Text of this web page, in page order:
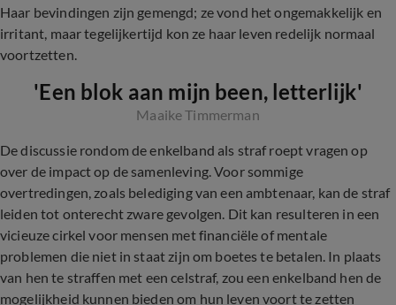
Haar bevindingen zijn gemengd; ze vond het ongemakkelijk en
irritant, maar tegelijkertijd kon ze haar leven redelijk normaal
voortzetten.
'Een blok aan mijn been, letterlijk'
Maaike Timmerman
De discussie rondom de enkelband als straf roept vragen op
over de impact op de samenleving. Voor sommige
overtredingen, zoals belediging van een ambtenaar, kan de straf
leiden tot onterecht zware gevolgen. Dit kan resulteren in een
vicieuze cirkel voor mensen met financiële of mentale
problemen die niet in staat zijn om boetes te betalen. In plaats
van hen te straffen met een celstraf, zou een enkelband hen de
mogelijkheid kunnen bieden om hun leven voort te zetten